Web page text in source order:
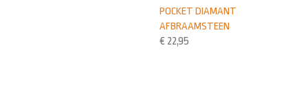
POCKET DIAMANT
AFBRAAMSTEEN
€ 22,95